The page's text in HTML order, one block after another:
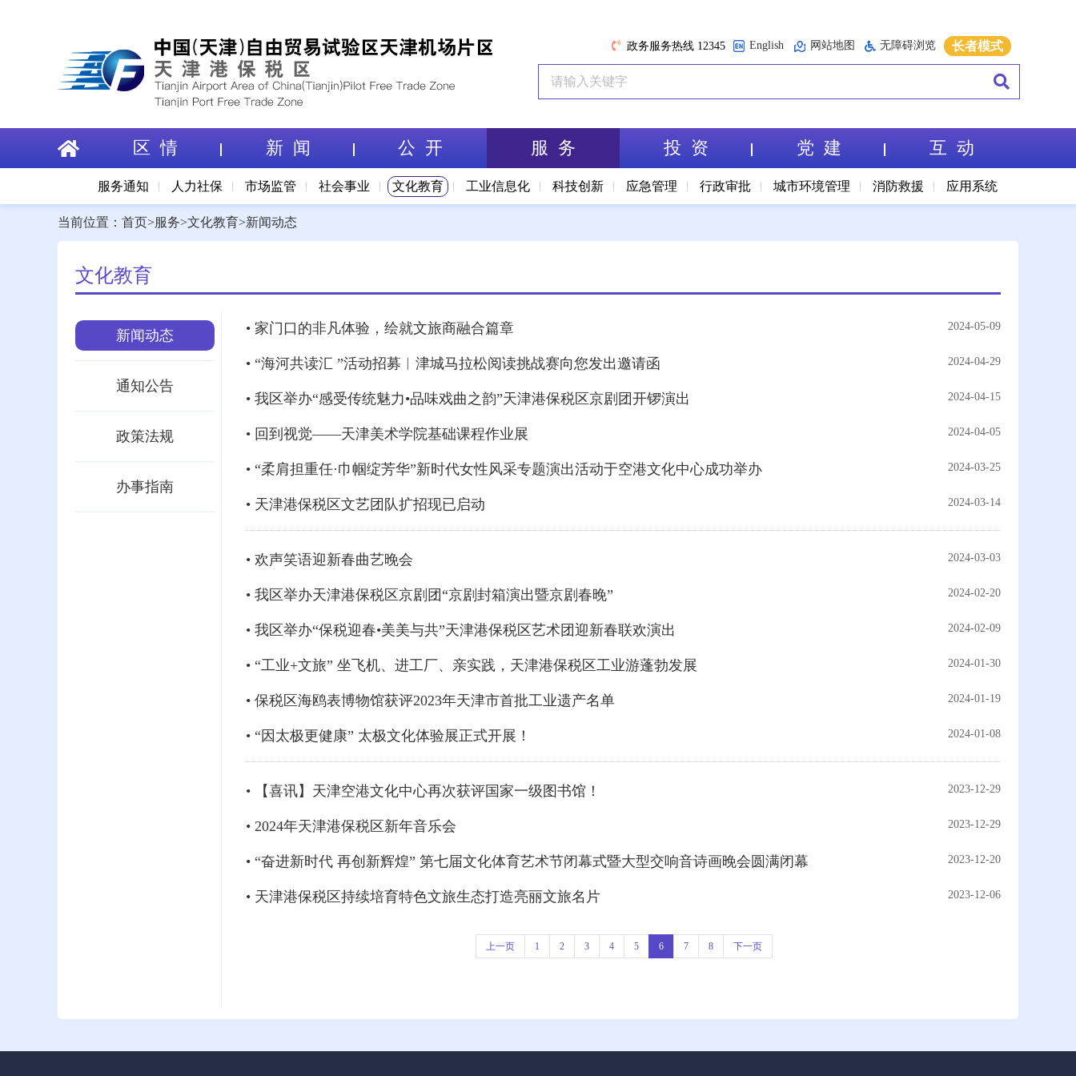
政务服务热线 12345 English 网站地图 无障碍浏览 长者模式
区 情 新 闻 公 开 服 务
服务通知 人力社保 市场监管 社会事业 文化教育 工业信息化 科技创新 应急管理 行政审批 城市环境管理 消防救援 应用系统
投 资 党 建 互 动
当前位置： 首页>服务>文化教育>新闻动态
文化教育
新闻动态
通知公告
政策法规
办事指南
• 家门口的非凡体验，绘就文旅商融合篇章 2024-05-09
• “海河共读汇 ”活动招募︱津城马拉松阅读挑战赛向您发出邀请函 2024-04-29
• 我区举办“感受传统魅力•品味戏曲之韵”天津港保税区京剧团开锣演出 2024-04-15
• 回到视觉——天津美术学院基础课程作业展 2024-04-05
• “柔肩担重任·巾帼绽芳华”新时代女性风采专题演出活动于空港文化中心成功举办 2024-03-25
• 天津港保税区文艺团队扩招现已启动 2024-03-14
• 欢声笑语迎新春曲艺晚会 2024-03-03
• 我区举办天津港保税区京剧团“京剧封箱演出暨京剧春晚” 2024-02-20
• 我区举办“保税迎春•美美与共”天津港保税区艺术团迎新春联欢演出 2024-02-09
• “工业+文旅” 坐飞机、进工厂、亲实践，天津港保税区工业游蓬勃发展 2024-01-30
• 保税区海鸥表博物馆获评2023年天津市首批工业遗产名单 2024-01-19
• “因太极更健康” 太极文化体验展正式开展！ 2024-01-08
• 【喜讯】天津空港文化中心再次获评国家一级图书馆！ 2023-12-29
• 2024年天津港保税区新年音乐会 2023-12-29
• “奋进新时代 再创新辉煌” 第七届文化体育艺术节闭幕式暨大型交响音诗画晚会圆满闭幕 2023-12-20
• 天津港保税区持续培育特色文旅生态打造亮丽文旅名片 2023-12-06
上一页 1 2 3 4 5 6 7 8 下一页